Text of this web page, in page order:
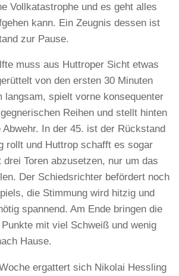
Vollkatastrophe und es geht alles
kann. Ein Zeugnis dessen ist
zur Pause.
muss aus Huttroper Sicht etwas
von den ersten 30 Minuten
langsam, spielt vorne konsequenter
Reihen und stellt hinten
In der 45. ist der Rückstand
rollt und Huttrop schafft es sogar
Toren abzusetzen, nur um das
Der Schiedsrichter befördert noch
die Stimmung wird hitzig und
spannend. Am Ende bringen die
mit viel Schweiß und wenig
Hause.
ergattert sich Nikolai Hessling